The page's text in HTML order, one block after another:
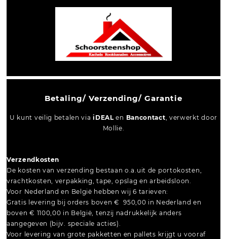
Betaling/ Verzending/ Garantie
U kunt veilig betalen viaiDEALen Bancontact, verwerkt door
Mollie.
Verzendkosten
De kosten van verzending bestaan o.a.uit de portokosten,
vrachtkosten, verpakking, tape, opslag en arbeidsloon.
Voor Nederland en België hebben wij 6 tarieven:
Gratis levering bij orders boven € 950,00 in Nederland en
boven € 1100,00 in België, tenzij nadrukkelijk anders
aangegeven (bijv. speciale acties).
Voor levering van grote pakketten en pallets krijgt u vooraf